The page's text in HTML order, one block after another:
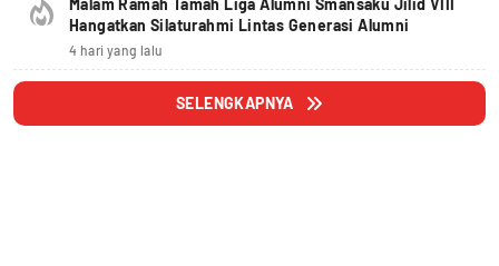
Malam Ramah Tamah Liga Alumni Smansaku Jilid VIII
Hangatkan Silaturahmi Lintas Generasi Alumni
4 hari yang lalu
SELENGKAPNYA